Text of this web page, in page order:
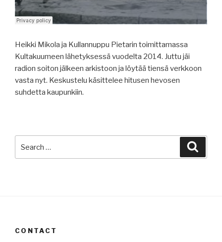
Heikki Mikola ja Kullannuppu Pietarin toimittamassa
Kultakuumeen lähetyksessä vuodelta 2014. Juttu jäi
radion soiton jälkeen arkistoon ja löytää tiensä verkkoon
vasta nyt. Keskustelu käsittelee hitusen hevosen
suhdetta kaupunkiin.
for:
CONTACT